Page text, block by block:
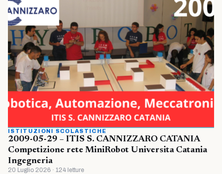
ISTITUZIONI SCOLASTICHE
2009-05-29 – ITIS S. CANNIZZARO CATANIA
Competizione rete MiniRobot Universita Catania
Ingegneria
20 Luglio 2026 · 124 letture